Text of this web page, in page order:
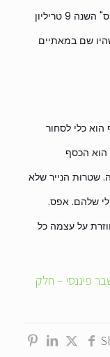
אבל לא בהיקפים כאלה אדירים. הפד "הדפיס" השנה 9 טריליון
שם במאתיים
כלי לסחור
הוא הכסף
שטרות הנייר שלא
שלהם. אפס.
על עצמה כל
פיננסי – חלק